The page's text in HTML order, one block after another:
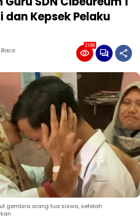
dan Kepsek Pelaku
Baca
2168
gembira orang tua siswa, setelah